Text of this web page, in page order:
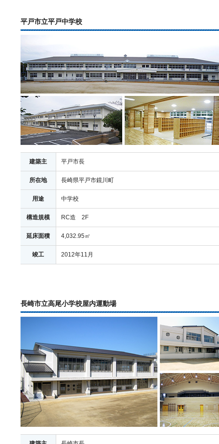
平戸市立平戸中学校
建築主 平戸市長
所在地 長崎県平戸市鏡川町
用途 中学校
構造規模 RC造 2F
延床面積 4,032.95㎡
竣工 2012年11月
長崎市立高尾小学校屋内運動場